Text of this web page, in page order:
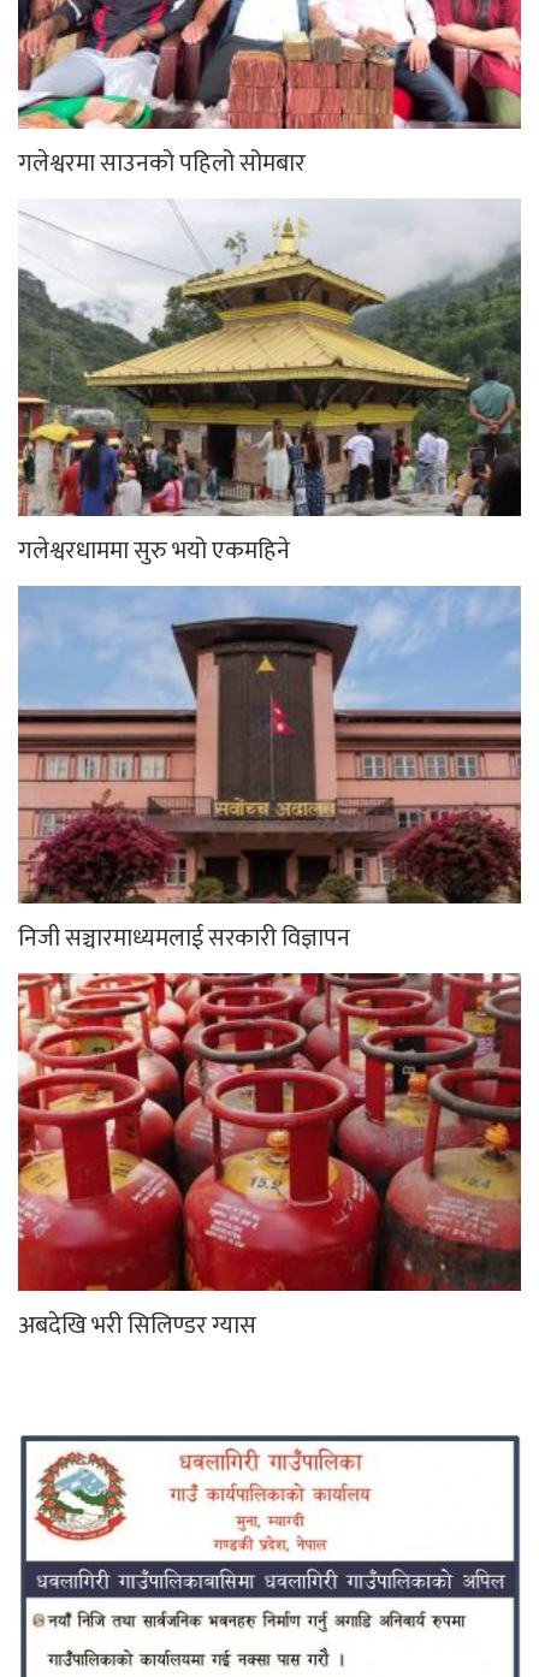
गलेश्वरधाममा सुरु भयो एकमहिने
निजी सञ्चारमाध्यमलाई सरकारी विज्ञापन
अबदेखि भरी सिलिण्डर ग्यास